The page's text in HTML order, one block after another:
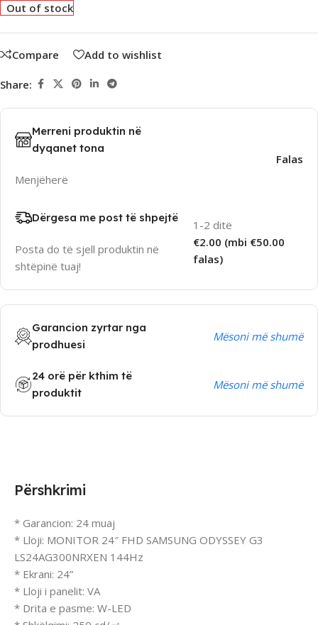
Out of stock
Compare Add to wishlist
Share:
Merreni produktin në
dyqanet tona
Menjëherë
Falas
Dërgesa me post të shpejtë
Posta do të sjell produktin në
shtëpinë tuaj!
1-2 ditë
€2.00 (mbi €50.00
falas)
Garancion zyrtar nga
prodhuesi
Mësoni më shumë
24 orë për kthim të
produktit
Mësoni më shumë
Përshkrimi
* Garancion: 24 muaj
* Lloji: MONITOR 24″ FHD SAMSUNG ODYSSEY G3
LS24AG300NRXEN 144Hz
* Ekrani: 24”
* Lloji i panelit: VA
* Drita e pasme: W-LED